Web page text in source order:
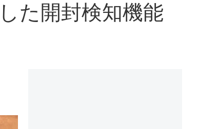
た開封検知機能